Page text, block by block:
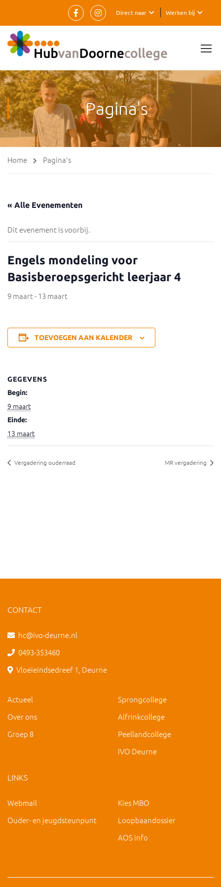
Werken bij
Direct naar
Pagina's
Home Pagina's
« Alle Evenementen
Dit evenement is voorbij.
Engels mondeling voor
Basisberoepsgericht leerjaar 4
9 maart-13 maart
TOEVOEGEN AAN KALENDER
GEGEVENS
Begin:
9 maart
Einde:
13 maart
Vergadering ouderraad MR vergadering
CONTACT
hc@ivo-deurne.nl
0493-353460
Vloeieindsedreef 1, Deurne
Actueel
Over ons
Groep 8
Sprongcollege
Alfrinkcollege
Peellandcollege
IVO Deurne
LINKS
Webmail
Ouder- en jeugdsteunpunt
Kies MBO
Loopbaandossier
AOS info